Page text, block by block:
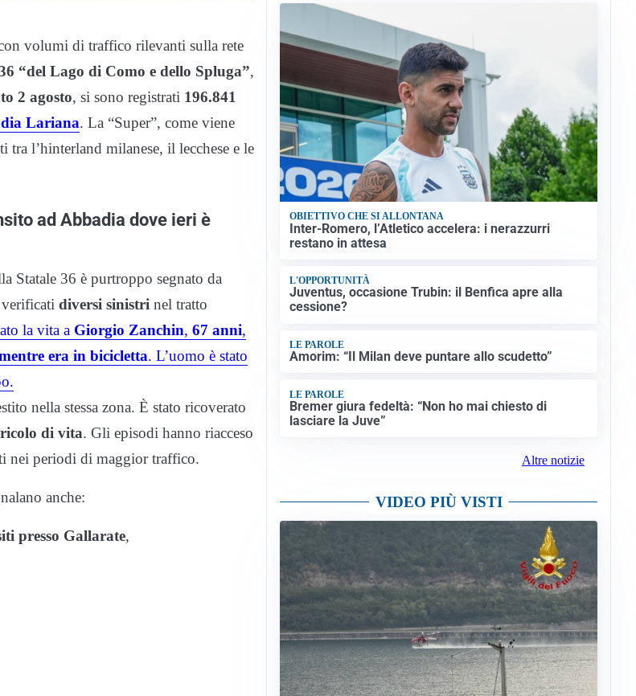
volumi di traffico rilevanti sulla rete
“del Lago di Como e dello Spluga”,
2 agosto, si sono registrati 196.841
Lariana. La “Super”, come viene
tra l’hinterland milanese, il lecchese e le
ad Abbadia dove ieri è
Statale 36 è purtroppo segnato da
diversi sinistri nel tratto
la vita a Giorgio Zanchin, 67 anni,
era in bicicletta. L’uomo è stato
nella stessa zona. È stato ricoverato
di vita. Gli episodi hanno riacceso
nei periodi di maggior traffico.
anche:
presso Gallarate,
OBIETTIVO CHE SI ALLONTANA
Inter-Romero, l’Atletico accelera: i nerazzurri
restano in attesa
L'OPPORTUNITÀ
Juventus, occasione Trubin: il Benfica apre alla
cessione?
LE PAROLE
Amorim: “Il Milan deve puntare allo scudetto”
LE PAROLE
Bremer giura fedeltà: “Non ho mai chiesto di
lasciare la Juve”
Altre notizie
VIDEO PIÙ VISTI